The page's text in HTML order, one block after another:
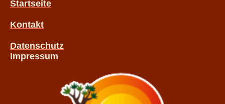
Startseite
Kontakt
Datenschutz
Impressum